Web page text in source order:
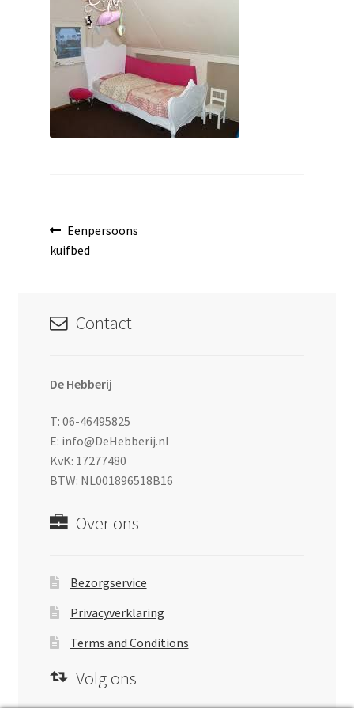
Bericht
navigatie
Vorig
bericht:
Eenpersoons
kuifbed
Contact
De Hebberij
T: 06-46495825
E: info@DeHebberij.nl
KvK: 17277480
BTW: NL001896518B16
Over ons
Bezorgservice
Privacyverklaring
Terms and Conditions
Volg ons